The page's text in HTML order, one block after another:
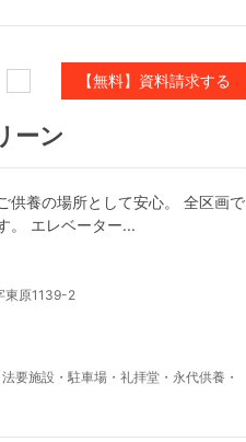
【無料】資料請求する
ーン
供養の場所として安心。 全区画で
。 エレベーター...
東原1139-2
法要施設 ・駐車場 ・礼拝堂 ・ 永代供養 ・